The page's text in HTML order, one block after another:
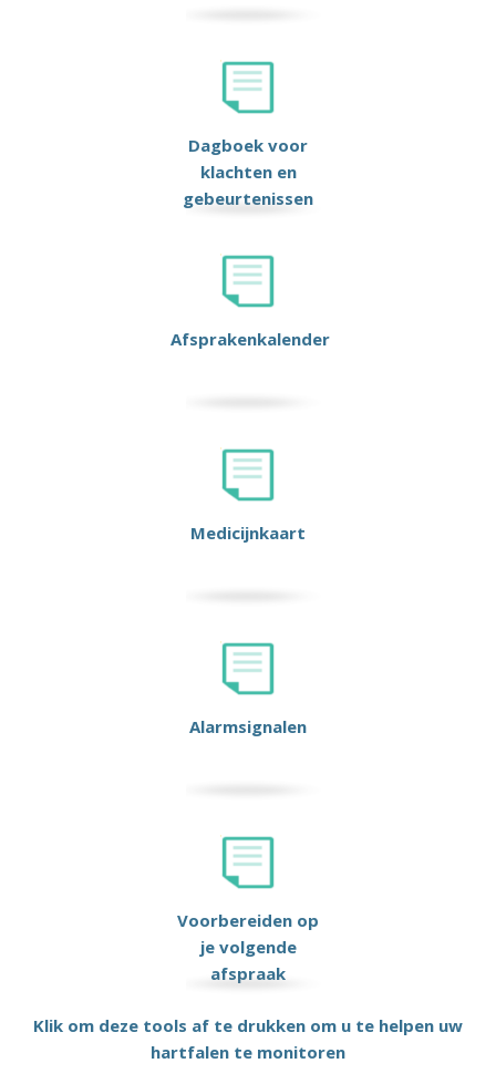
Dagboek voor
klachten en
gebeurtenissen
Afsprakenkalender
Medicijnkaart
Alarmsignalen
Voorbereiden op
je volgende
afspraak
Klik om deze tools af te drukken om u te helpen uw
hartfalen te monitoren